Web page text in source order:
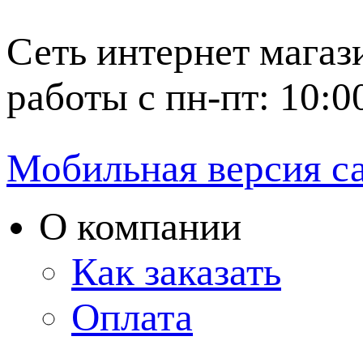
Сеть интернет
работы с пн-пт:
Мобильная версия
О компании
Как заказать
Оплата